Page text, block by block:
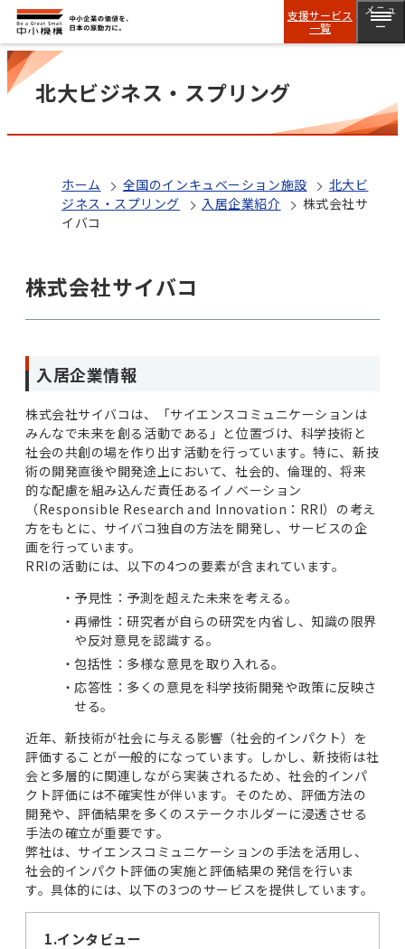
支援サービス
一覧
メニュ
ー
北大ビジネス・スプリング
ホーム 全国のインキュベーション施設
北大ビ
ジネス・スプリング
入居企業紹介
株式会社サ
イバコ
株式会社サイバコ
入居企業情報
株式会社サイバコは、「サイエンスコミュニケーションは
みんなで未来を創る活動である」と位置づけ、科学技術と
社会の共創の場を作り出す活動を行っています。特に、新技
術の開発直後や開発途上において、社会的、倫理的、将来
的な配慮を組み込んだ責任あるイノベーション
（Responsible Research and Innovation：RRI）の考え
方をもとに、サイバコ独自の方法を開発し、サービスの企
画を行っています。
RRIの活動には、以下の4つの要素が含まれています。
予見性：予測を超えた未来を考える。
再帰性：研究者が自らの研究を内省し、知識の限界
や反対意見を認識する。
包括性：多様な意見を取り入れる。
応答性：多くの意見を科学技術開発や政策に反映さ
せる。
近年、新技術が社会に与える影響（社会的インパクト）を
評価することが一般的になっています。しかし、新技術は社
会と多層的に関連しながら実装されるため、社会的インパ
クト評価には不確実性が伴います。そのため、評価方法の
開発や、評価結果を多くのステークホルダーに浸透させる
手法の確立が重要です。
弊社は、サイエンスコミュニケーションの手法を活用し、
社会的インパクト評価の実施と評価結果の発信を行いま
す。具体的には、以下の3つのサービスを提供しています。
1.インタビュー